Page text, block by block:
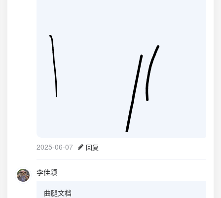
2025-06-07 回复
李佳颖
曲腿文档